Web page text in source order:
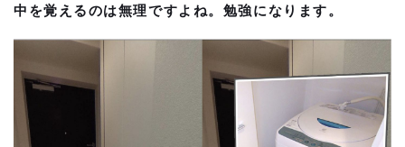
中を覚えるのは無理ですよね。勉強になります。